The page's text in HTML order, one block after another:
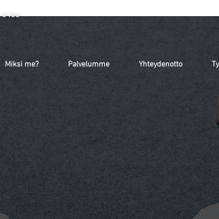
3400
Miksi me? Palvelumme Yhteydenotto